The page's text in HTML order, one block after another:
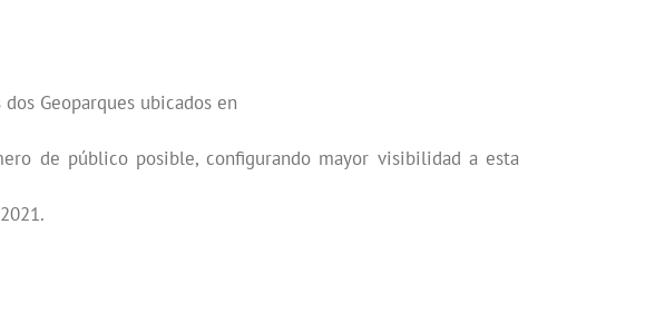
Geoparques ubicados en
de público posible, configurando mayor visibilidad a esta